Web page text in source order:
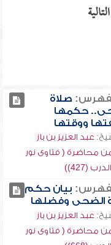
صلاة
حكمها
ووقتها
عبد العزيز بن باز
محاضرة ( فتاوى نور
(427))
بيان حكم
الضحى وفضلها
عبد العزيز بن باز
محاضرة ( فتاوى نور